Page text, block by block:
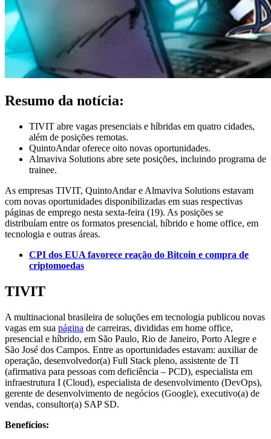
Resumo da notícia:
TIVIT abre vagas presenciais e híbridas em quatro cidades,
além de posições remotas.
QuintoAndar oferece oito novas oportunidades.
Almaviva Solutions abre sete posições, incluindo programa de
trainee.
As empresas TIVIT, QuintoAndar e Almaviva Solutions estavam
com novas oportunidades disponibilizadas em suas respectivas
páginas de emprego nesta sexta-feira (19). As posições se
distribuíam entre os formatos presencial, híbrido e home office, em
tecnologia e outras áreas.
CPI dos EUA favorece reação do Bitcoin e compra de
criptomoedas
TIVIT
A multinacional brasileira de soluções em tecnologia publicou novas
vagas em sua página de carreiras, divididas em home office,
presencial e híbrido, em São Paulo, Rio de Janeiro, Porto Alegre e
São José dos Campos. Entre as oportunidades estavam: auxiliar de
operação, desenvolvedor(a) Full Stack pleno, assistente de TI
(afirmativa para pessoas com deficiência – PCD), especialista em
infraestrutura I (Cloud), especialista de desenvolvimento (DevOps),
gerente de desenvolvimento de negócios (Google), executivo(a) de
vendas, consultor(a) SAP SD.
Benefícios: